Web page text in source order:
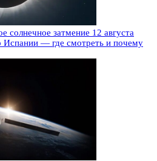
солнечное затмение 12 августа
Испании — где смотреть и почему